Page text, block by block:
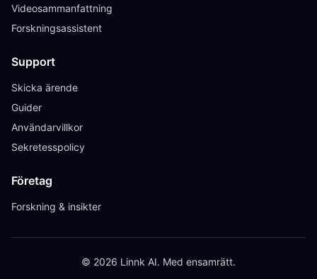
Videosammanfattning
Forskningsassistent
Support
Skicka ärende
Guider
Användarvillkor
Sekretesspolicy
Företag
Forskning & insikter
© 2026 Linnk AI. Med ensamrätt.